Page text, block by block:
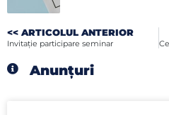
<< ARTICOLUL ANTERIOR
Invitaţie participare seminar
Anunțuri